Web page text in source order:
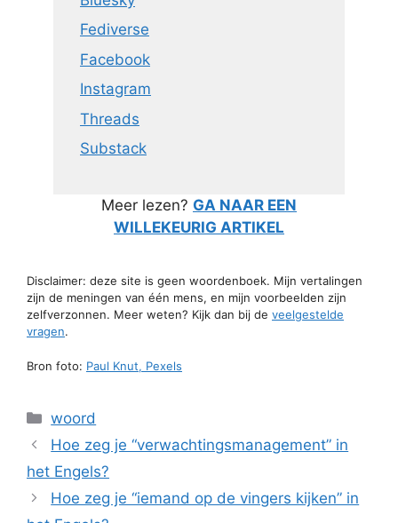
Fediverse
Facebook
Instagram
Threads
Substack
Meer lezen? GA NAAR EEN
WILLEKEURIG ARTIKEL
Disclaimer: deze site is geen woordenboek. Mijn vertalingen
zijn de meningen van één mens, en mijn voorbeelden zijn
zelfverzonnen. Meer weten? Kijk dan bij de veelgestelde
vragen.
Bron foto: Paul Knut, Pexels
Categorieën
woord
Hoe zeg je “verwachtingsmanagement” in
het Engels?
Hoe zeg je “iemand op de vingers kijken” in